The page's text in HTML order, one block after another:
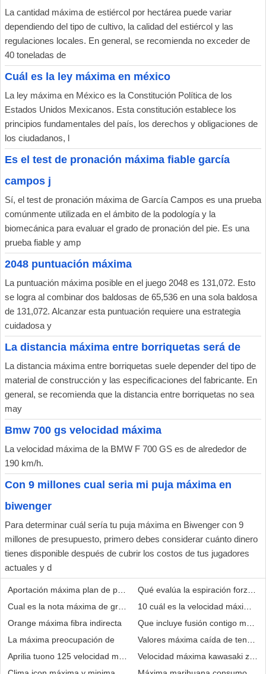
La cantidad máxima de estiércol por hectárea puede variar
dependiendo del tipo de cultivo, la calidad del estiércol y las
regulaciones locales. En general, se recomienda no exceder de
40 toneladas de
Cuál es la ley máxima en méxico
La ley máxima en México es la Constitución Política de los
Estados Unidos Mexicanos. Esta constitución establece los
principios fundamentales del país, los derechos y obligaciones de
los ciudadanos, l
Es el test de pronación máxima fiable garcía
campos j
Sí, el test de pronación máxima de García Campos es una prueba
comúnmente utilizada en el ámbito de la podología y la
biomecánica para evaluar el grado de pronación del pie. Es una
prueba fiable y amp
2048 puntuación máxima
La puntuación máxima posible en el juego 2048 es 131,072. Esto
se logra al combinar dos baldosas de 65,536 en una sola baldosa
de 131,072. Alcanzar esta puntuación requiere una estrategia
cuidadosa y
La distancia máxima entre borriquetas será de
La distancia máxima entre borriquetas suele depender del tipo de
material de construcción y las especificaciones del fabricante. En
general, se recomienda que la distancia entre borriquetas no sea
may
Bmw 700 gs velocidad máxima
La velocidad máxima de la BMW F 700 GS es de alrededor de
190 km/h.
Con 9 millones cual seria mi puja máxima en
biwenger
Para determinar cuál sería tu puja máxima en Biwenger con 9
millones de presupuesto, primero debes considerar cuánto dinero
tienes disponible después de cubrir los costos de tus jugadores
actuales y d
Aportación máxima plan de pensiones 2021 navarra
Cual es la nota máxima de grado
Orange máxima fibra indirecta
La máxima preocupación de
Aprilia tuono 125 velocidad máxima
Qué evalúa la espiración
10 cuál es la velocidad máxima
Que incluye fusión contigo
Valores máxima caída de tensión
Velocidad máxima kawasaki zx10r